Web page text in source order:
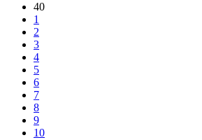
40
1
2
3
4
5
6
7
8
9
10